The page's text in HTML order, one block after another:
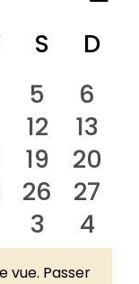
par
de
Mois
vendredi
S D
0
5
0
6
0
12
0
13
0
19
0
20
0
26
0
27
0
3
0
4
vue. Passer